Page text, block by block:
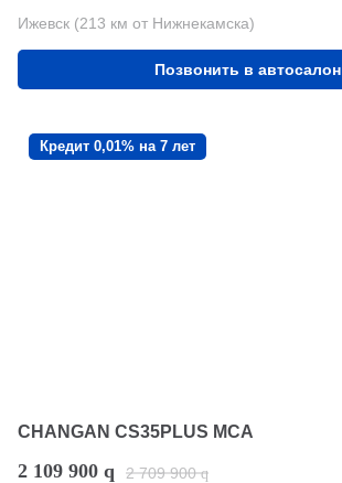
Ижевск (213 км от Нижнекамска)
Позвонить в автосалон
Кредит 0,01% на 7 лет
CHANGAN CS35PLUS MCA
2 109 900 q 2 709 900 q